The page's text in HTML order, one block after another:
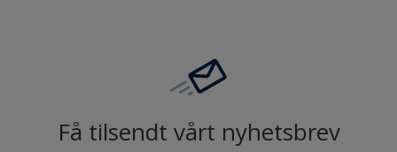
Få tilsendt vårt nyhetsbrev